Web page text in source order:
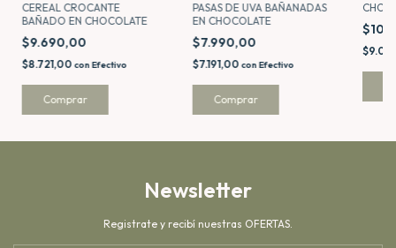
CEREAL CROCANTE
BAÑADO EN CHOCOLATE
$9.690,00
$8.721,00 con Efectivo
Comprar
PASAS DE UVA BAÑANADAS
EN CHOCOLATE
$7.990,00
$7.191,00 con Efectivo
Comprar
Newsletter
Registrate y recibí nuestras OFERTAS.